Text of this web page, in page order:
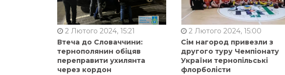
2 Лютого 2024, 15:21
Втеча до Словаччини:
тернополянин обіцяв
переправити ухилянта
через кордон
2 Лютого 2024, 15:00
Сім нагород привезли з
другого туру Чемпіонату
України тернопільські
флорболісти